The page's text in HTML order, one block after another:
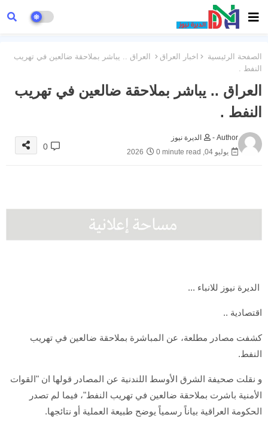
الصفحة الرئيسية اخبار العراق
العراق .. يباشر بملاحقة ضالعين في تهريب
النفط .
العراق .. يباشر بملاحقة ضالعين في تهريب
النفط .
Author -
الديرة نيوز
يوليو 04, 2026
0 minute read
0
الديرة نيوز للانباء ...
اقتصادية ..
كشفت مصادر مطلعة، عن المباشرة بملاحقة ضالعين في تهريب
النفط.
و نقلت صحيفة الشرق الأوسط اللندنية عن المصادر قولها ان "القوات
الأمنية باشرت بملاحقة ضالعين في تهريب النفط"، فيما لم تصدر
الحكومة العراقية بياناً رسمياً يوضح طبيعة العملية أو نتائجها.